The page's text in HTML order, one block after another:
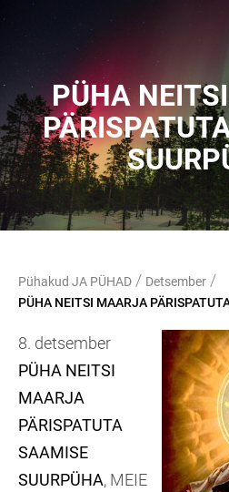
PÜHA
Pühakud JA PÜHAD / Detsember /
PÜHA NEITSI MAARJA
8. detsember
PÜHA NEITSI
MAARJA
PÄRISPATUTA
SAAMISE
SUURPÜHA, MEIE